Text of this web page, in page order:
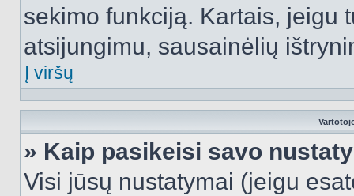
sekimo funkciją. Kartais, jeigu
atsijungimu, sausainėlių
Į viršų
» Kaip pasikeisi savo
Visi jūsų nustatymai (jeigu